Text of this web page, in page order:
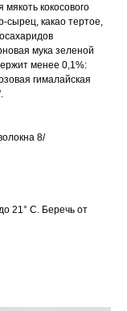
кокосового
сырец, какао тертое,
мука зеленой
менее 0,1%:
гималайская
8/
21° С. Беречь от